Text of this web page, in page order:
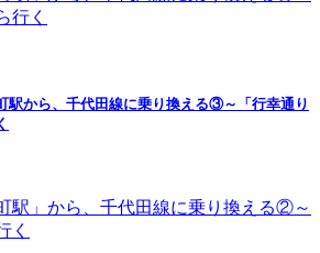
駅から、千代田線に乗り換える③～「行幸通り